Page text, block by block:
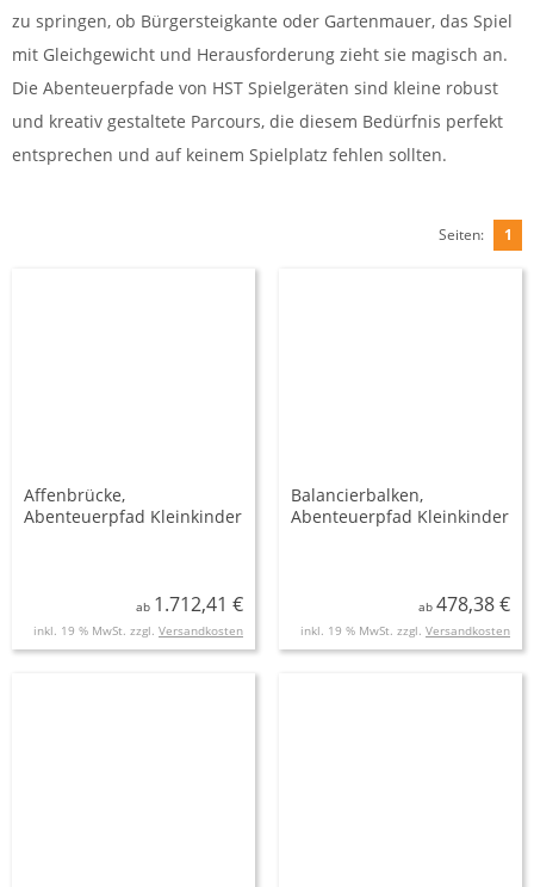
zu springen, ob Bürgersteigkante oder Gartenmauer, das Spiel
mit Gleichgewicht und Herausforderung zieht sie magisch an.
Die Abenteuerpfade von HST Spielgeräten sind kleine robust
und kreativ gestaltete Parcours, die diesem Bedürfnis perfekt
entsprechen und auf keinem Spielplatz fehlen sollten.
Seiten: 1
Affenbrücke,
Abenteuerpfad Kleinkinder
ab 1.712,41 €
inkl. 19 % MwSt. zzgl. Versandkosten
Balancierbalken,
Abenteuerpfad Kleinkinder
ab 478,38 €
inkl. 19 % MwSt. zzgl. Versandkosten